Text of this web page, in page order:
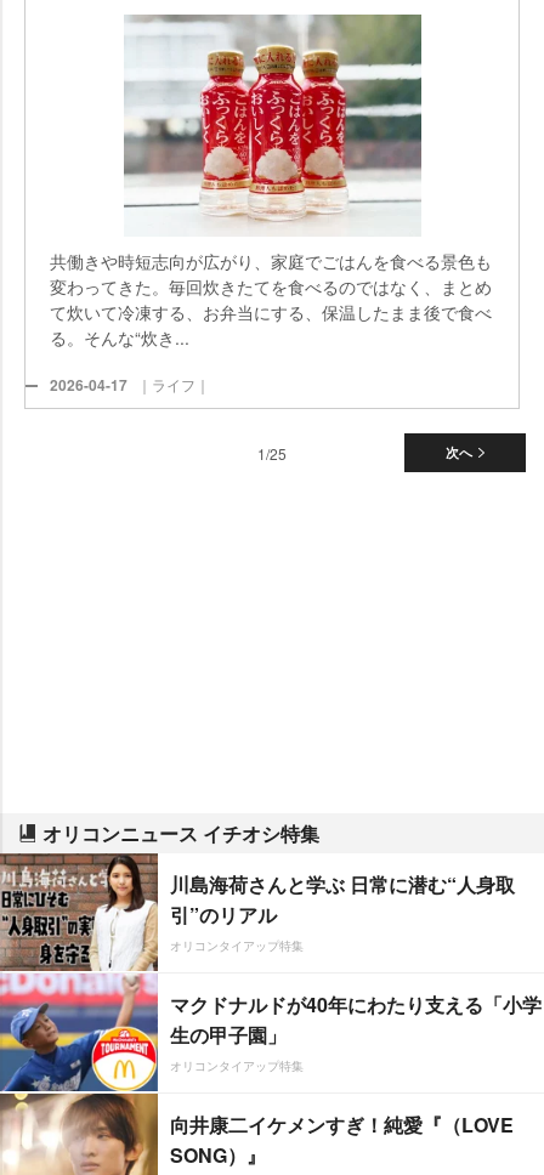
共働きや時短志向が広がり、家庭でごはんを食べる景色も
変わってきた。毎回炊きたてを食べるのではなく、まとめ
て炊いて冷凍する、お弁当にする、保温したまま後で食べ
る。そんな“炊き...
2026-04-17 ｜ライフ｜
次へ
1/25
オリコンニュース イチオシ特集
川島海荷さんと学ぶ 日常に潜む“人身取
引”のリアル
オリコンタイアップ特集
マクドナルドが40年にわたり支える「小学
生の甲子園」
オリコンタイアップ特集
向井康二イケメンすぎ！純愛『（LOVE
SONG）』